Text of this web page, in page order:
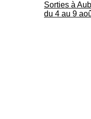
Sorties à
du 4 au 9